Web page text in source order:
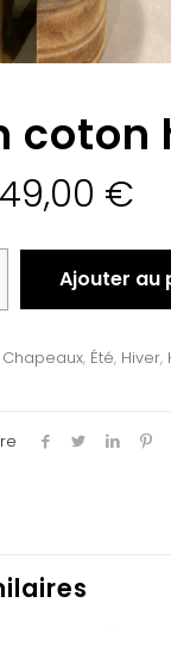
coton
49,00 €
Ajouter au
Chapeaux, Été, Hiver,